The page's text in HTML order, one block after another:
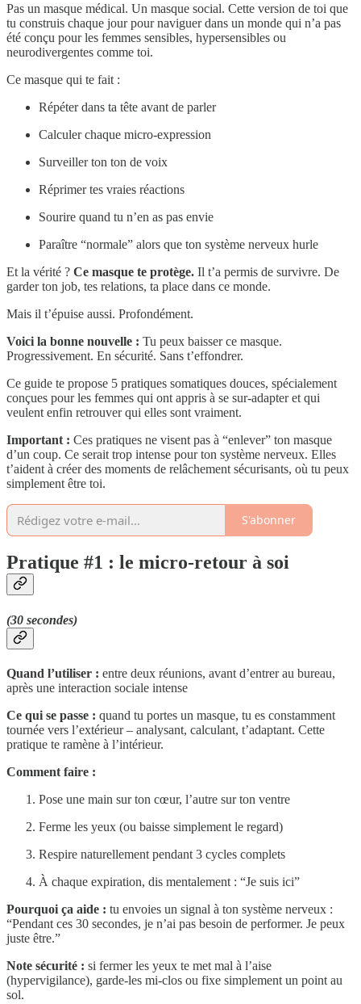
Pas un masque médical. Un masque social. Cette version de toi que
tu construis chaque jour pour naviguer dans un monde qui n’a pas
été conçu pour les femmes sensibles, hypersensibles ou
neurodivergentes comme toi.
Ce masque qui te fait :
Répéter dans ta tête avant de parler
Calculer chaque micro-expression
Surveiller ton ton de voix
Réprimer tes vraies réactions
Sourire quand tu n’en as pas envie
Paraître “normale” alors que ton système nerveux hurle
Et la vérité ? Ce masque te protège. Il t’a permis de survivre. De
garder ton job, tes relations, ta place dans ce monde.
Mais il t’épuise aussi. Profondément.
Voici la bonne nouvelle : Tu peux baisser ce masque.
Progressivement. En sécurité. Sans t’effondrer.
Ce guide te propose 5 pratiques somatiques douces, spécialement
conçues pour les femmes qui ont appris à se sur-adapter et qui
veulent enfin retrouver qui elles sont vraiment.
Important : Ces pratiques ne visent pas à “enlever” ton masque
d’un coup. Ce serait trop intense pour ton système nerveux. Elles
t’aident à créer des moments de relâchement sécurisants, où tu peux
simplement être toi.
S'abonner
Pratique #1 : le micro-retour à soi
(30 secondes)
Quand l’utiliser : entre deux réunions, avant d’entrer au bureau,
après une interaction sociale intense
Ce qui se passe : quand tu portes un masque, tu es constamment
tournée vers l’extérieur – analysant, calculant, t’adaptant. Cette
pratique te ramène à l’intérieur.
Comment faire :
Pose une main sur ton cœur, l’autre sur ton ventre
Ferme les yeux (ou baisse simplement le regard)
Respire naturellement pendant 3 cycles complets
À chaque expiration, dis mentalement : “Je suis ici”
Pourquoi ça aide : tu envoies un signal à ton système nerveux :
“Pendant ces 30 secondes, je n’ai pas besoin de performer. Je peux
juste être.”
Note sécurité : si fermer les yeux te met mal à l’aise
(hypervigilance), garde-les mi-clos ou fixe simplement un point au
sol.